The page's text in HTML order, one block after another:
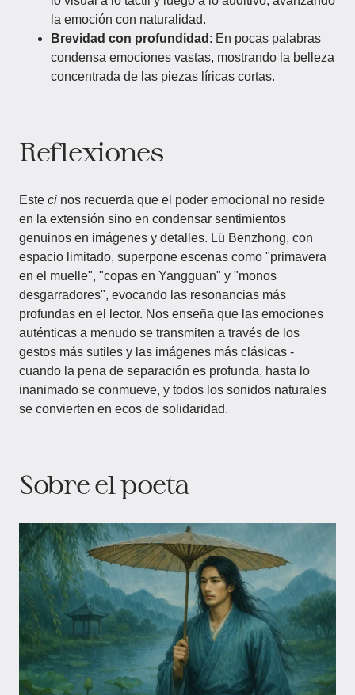
la emoción con naturalidad.
Brevidad con profundidad : En pocas palabras
condensa emociones vastas, mostrando la belleza
concentrada de las piezas líricas cortas.
Reflexiones
Este ci nos recuerda que el poder emocional no reside
en la extensión sino en condensar sentimientos
genuinos en imágenes y detalles. Lü Benzhong, con
espacio limitado, superpone escenas como "primavera
en el muelle", "copas en Yangguan" y "monos
desgarradores", evocando las resonancias más
profundas en el lector. Nos enseña que las emociones
auténticas a menudo se transmiten a través de los
gestos más sutiles y las imágenes más clásicas -
cuando la pena de separación es profunda, hasta lo
inanimado se conmueve, y todos los sonidos naturales
se convierten en ecos de solidaridad.
Sobre el poeta​